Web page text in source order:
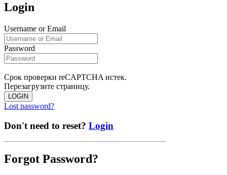
Login
Username or Email
Password
Срок проверки reCAPTCHA истек.
Перезагрузите страницу.
LOGIN
Lost password?
Don't need to reset? Login
Forgot Password?